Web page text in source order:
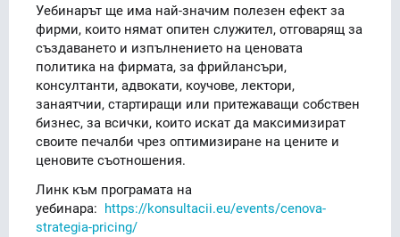
Уебинарът ще има най-значим полезен ефект за
фирми, които нямат опитен служител, отговарящ за
създаването и изпълнението на ценовата
политика на фирмата, за фрийлансъри,
консултанти, адвокати, коучове, лектори,
занаятчии, стартиращи или притежаващи собствен
бизнес, за всички, които искат да максимизират
своите печалби чрез оптимизиране на цените и
ценовите съотношения.
Линк към програмата на
уебинара: https://konsultacii.eu/events/cenova-
strategia-pricing/